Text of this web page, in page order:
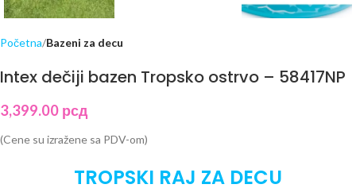
Početna Bazeni za decu
Intex dečiji bazen Tropsko ostrvo – 58417NP
3,399.00 рсд
(Cene su izražene sa PDV-om)
TROPSKI RAJ ZA DECU